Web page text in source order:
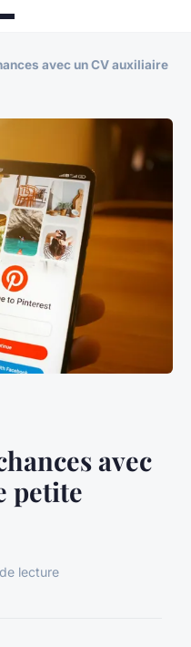
avec un CV auxiliaire
avec
petite
lecture